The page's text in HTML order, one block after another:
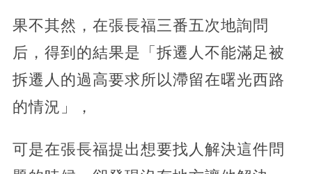
果不其然，在張長福三番五次地詢問
后，得到的結果是「拆遷人不能滿足被
拆遷人的過高要求所以滯留在曙光西路
的情況」，
可是在張長福提出想要找人解決這件問